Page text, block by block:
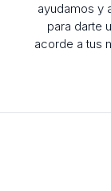
ayudamos y
para darte
acorde a tus